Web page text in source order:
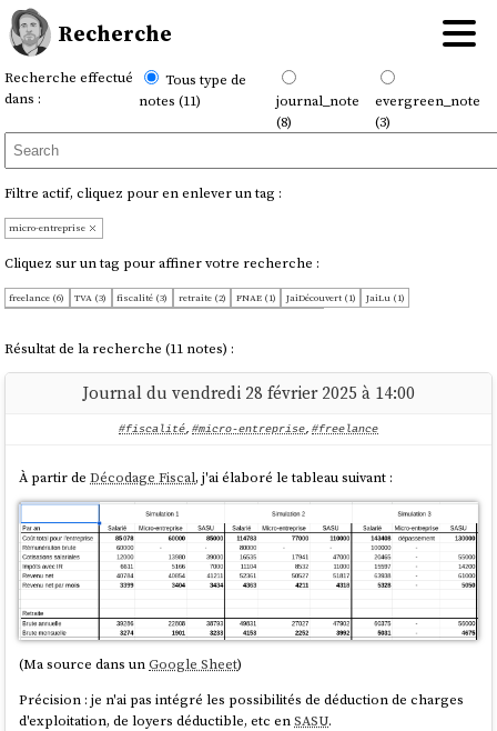
Recherche
Recherche effectué
dans :
Tous type de
notes (11)
journal_note
(8)
evergreen_note
(3)
Filtre actif, cliquez pour en enlever un tag :
micro-entreprise
Cliquez sur un tag pour affiner votre recherche :
freelance (6) TVA (3) fiscalité (3) retraite (2) FNAE (1) JaiDécouvert (1)
JaiLu (1)
Résultat de la recherche (11 notes) :
Journal du vendredi 28 février 2025 à 14:00
#fiscalité, #micro-entreprise, #freelance
À partir deDécodage Fiscal, j'ai élaboré le tableau suivant :
(Ma source dans unGoogle Sheet)
Précision : je n'ai pas intégré les possibilités de déduction de charges
d'exploitation, de loyers déductible, etc enSASU.